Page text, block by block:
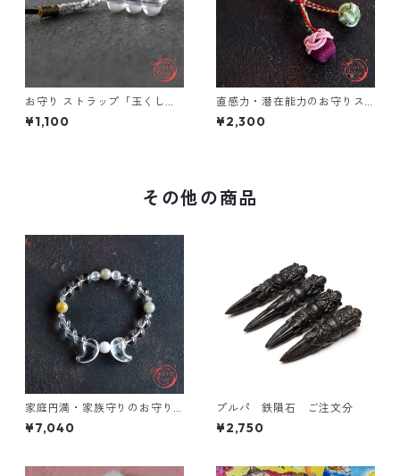
お守り ストラップ「玉くし」
＊ 天然石 水晶【厄/除け・魔/
除け・浄化】パワーストーン
¥1,100
直感力・潜在能力のお守りス
トラップ「玉くし」 天然石 プ
レナイト 桜瑪瑙 癒し
¥2,300
その他の商品
家庭円満・家族守りのお守り
ブレスレット「祝り」 水晶 翡
翠 クンツァイト
¥7,040
プルパ 鉄隕石 ご注文分
¥2,750